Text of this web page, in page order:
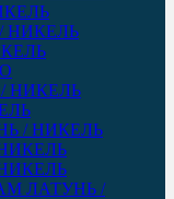
НИКЕЛЬ
НИКЕЛЬ
/ НИКЕЛЬ
ЛАТУНЬ /